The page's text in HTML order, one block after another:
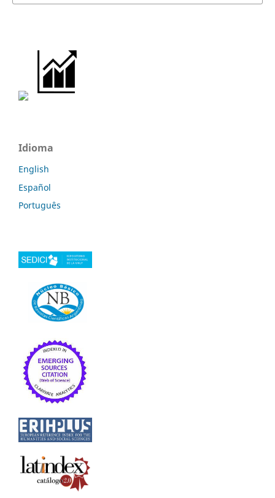
Idioma
English
Español
Português